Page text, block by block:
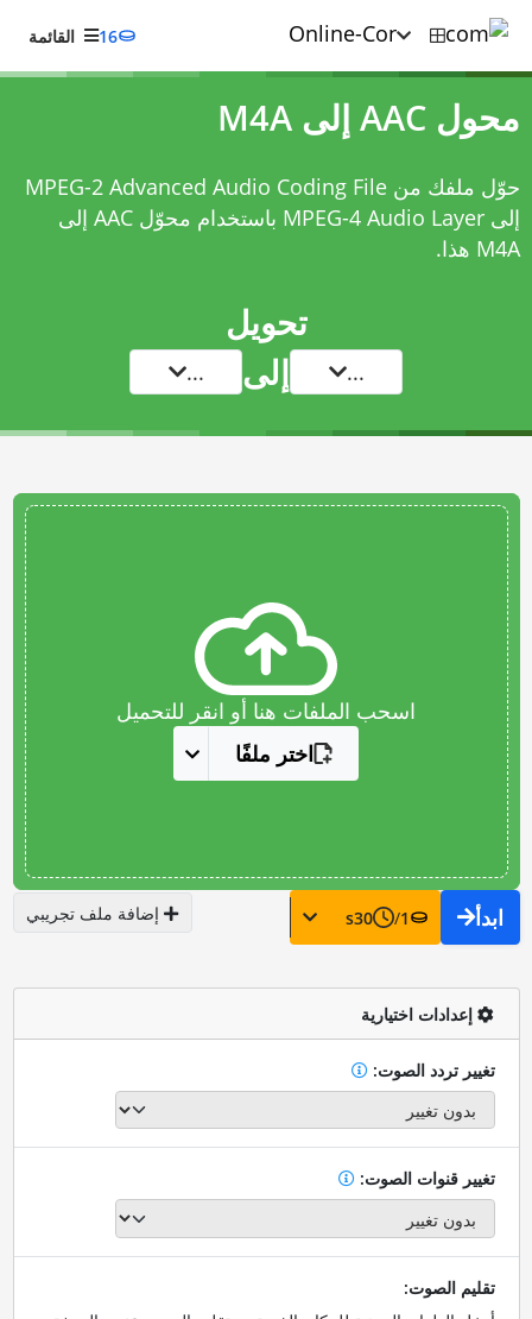
16 القائمة
محول AAC إلى M4A
حوّل ملفك من MPEG-2 Advanced Audio Coding File
إلى MPEG-4 Audio Layer باستخدام
محوّل AAC إلى
M4Aهذا.
تحويل
... إلى ...
اسحب الملفات هنا أو انقر للتحميل
اختر ملفًا
ابدأ 1
/
30
s إضافة ملف تجريبي
إعدادات اختيارية
تغيير تردد الصوت:
تغيير قنوات الصوت:
تقليم الصوت: